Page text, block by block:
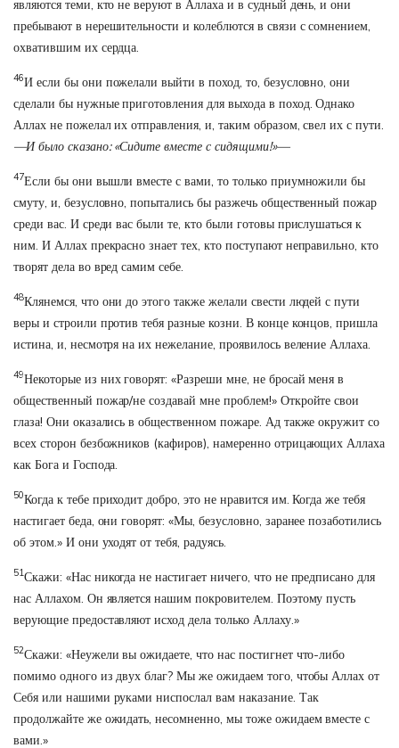
являются теми, кто не веруют в Аллаха и в судный день, и они
пребывают в нерешительности и колеблются в связи с сомнением,
охватившим их сердца.
46И если бы они пожелали выйти в поход, то, безусловно, они
сделали бы нужные приготовления для выхода в поход. Однако
Аллах не пожелал их отправления, и, таким образом, свел их с пути.
—И было сказано: «Сидите вместе с сидящими!»—
47Если бы они вышли вместе с вами, то только приумножили бы
смуту, и, безусловно, попытались бы разжечь общественный пожар
среди вас. И среди вас были те, кто были готовы прислушаться к
ним. И Аллах прекрасно знает тех, кто поступают неправильно, кто
творят дела во вред самим себе.
48Клянемся, что они до этого также желали свести людей с пути
веры и строили против тебя разные козни. В конце концов, пришла
истина, и, несмотря на их нежелание, проявилось веление Аллаха.
49Некоторые из них говорят: «Разреши мне, не бросай меня в
общественный пожар/не создавай мне проблем!» Откройте свои
глаза! Они оказались в общественном пожаре. Ад также окружит со
всех сторон безбожников (кафиров), намеренно отрицающих Аллаха
как Бога и Господа.
50Когда к тебе приходит добро, это не нравится им. Когда же тебя
настигает беда, они говорят: «Мы, безусловно, заранее позаботились
об этом.» И они уходят от тебя, радуясь.
51Скажи: «Нас никогда не настигает ничего, что не предписано для
нас Аллахом. Он является нашим покровителем. Поэтому пусть
верующие предоставляют исход дела только Аллаху.»
52Скажи: «Неужели вы ожидаете, что нас постигнет что-либо
помимо одного из двух благ? Мы же ожидаем того, чтобы Аллах от
Себя или нашими руками ниспослал вам наказание. Так
продолжайте же ожидать, несомненно, мы тоже ожидаем вместе с
вами.»